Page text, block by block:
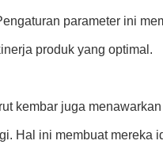
parameter ini
produk yang optimal.
kembar juga
Hal ini membuat mereka